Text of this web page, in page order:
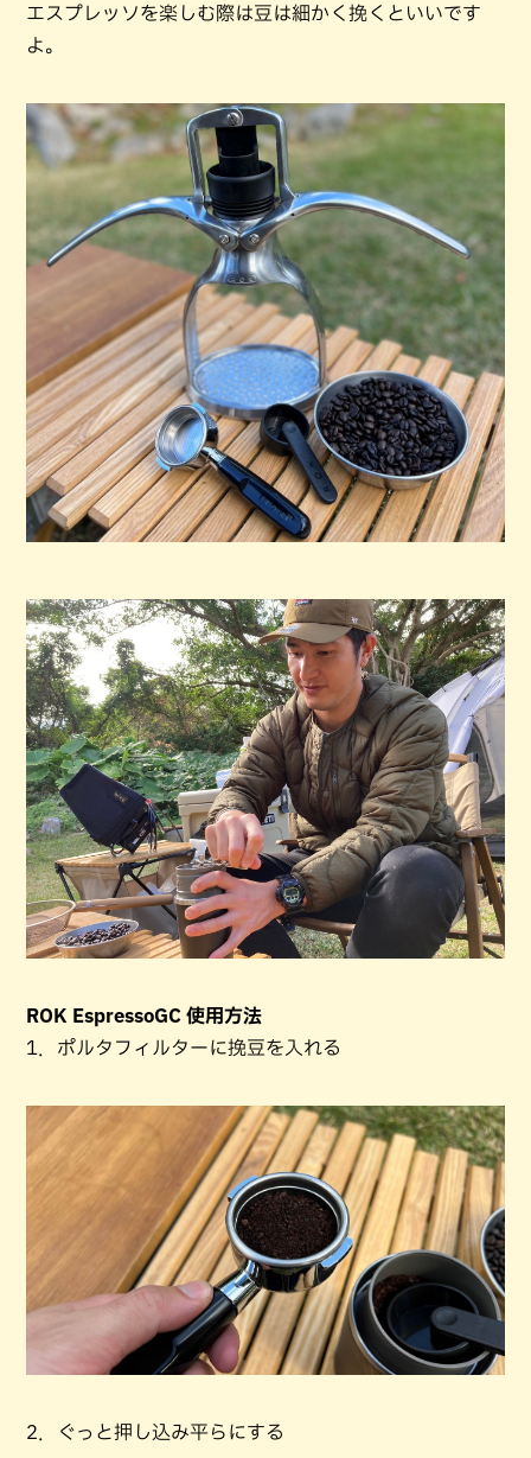
エスプレッソを楽しむ際は豆は細かく挽くといいです
よ。
ROK EspressoGC 使用方法
1．ポルタフィルターに挽豆を入れる
2．ぐっと押し込み平らにする